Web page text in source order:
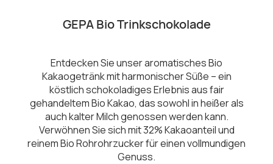
GEPA Bio Trinkschokolade
Entdecken Sie unser aromatisches Bio
Kakaogetränk mit harmonischer Süße – ein
köstlich schokoladiges Erlebnis aus fair
gehandeltem Bio Kakao, das sowohl in heißer als
auch kalter Milch genossen werden kann.
Verwöhnen Sie sich mit 32% Kakaoanteil und
reinem Bio Rohrohrzucker für einen vollmundigen
Genuss.